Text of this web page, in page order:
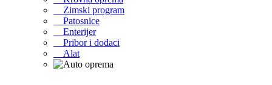
Zimski program
Patosnice
Enterijer
Pribor i dodaci
Alat